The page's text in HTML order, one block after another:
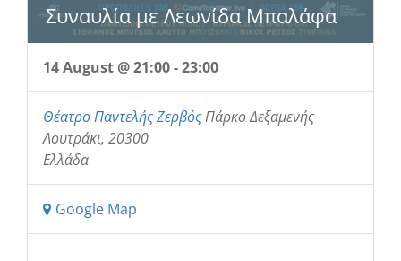
Συναυλία με Λεωνίδα Μπαλάφα
14 August @ 21:00-23:00
Θέατρο Παντελής ΖερβόςΠάρκο Δεξαμενής
Λουτράκι, 20300
Ελλάδα
Google Map